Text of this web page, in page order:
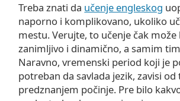
Treba znati da učenje engleskog
naporno i komplikovano, ukoliko
mestu. Verujte, to učenje čak
zanimljivo i dinamično, a samim
Naravno, vremenski period koji je
potreban da savlada jezik, zavisi
predznanjem počinje. Pre bilo